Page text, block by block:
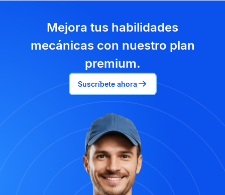
Mejora tus habilidades
mecánicas con nuestro plan
premium.
Suscríbete ahora